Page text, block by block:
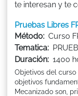
te interesan y te
Pruebas Libres
Método: Curso
Tematica:
Duración: 1400
Objetivos del curso
objetivos
Mecanizado son,